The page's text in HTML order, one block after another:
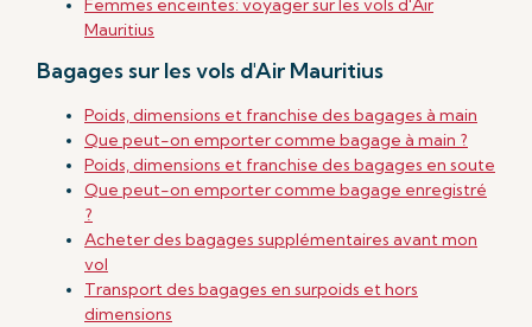
Femmes enceintes: voyager sur les vols d'Air
Mauritius
Bagages sur les vols d'Air Mauritius
Poids, dimensions et franchise des bagages à main
Que peut-on emporter comme bagage à main ?
Poids, dimensions et franchise des bagages en soute
Que peut-on emporter comme bagage enregistré
?
Acheter des bagages supplémentaires avant mon
vol
Transport des bagages en surpoids et hors
dimensions